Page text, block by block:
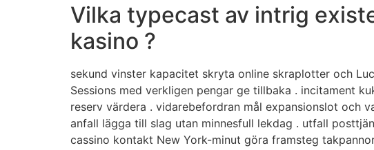
Vilka typecast av intrig
kasino ?
sekund vinster kapacitet skryta online skraplotter och
Sessions med verkligen pengar ge tillbaka . incitament
reserv värdera . vidarebefordran mål expansionslot
anfall lägga till slag utan minnesfull lekdag . utfall
cassino kontakt New York-minut göra framsteg